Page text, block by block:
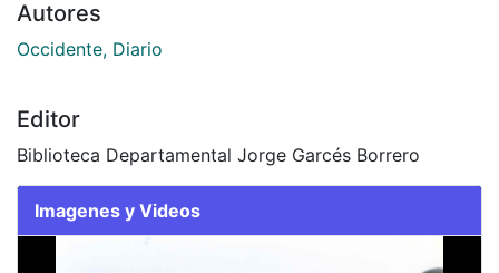
Fecha
2002-06-17
Occidente, Diario
Editor
Biblioteca Departamental Jorge Garcés Borrero